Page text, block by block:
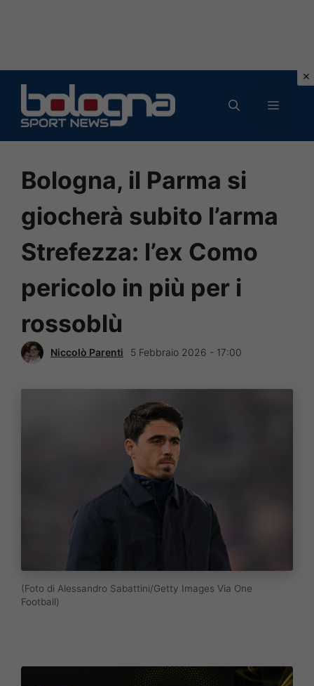
contenuto
MENU
Bologna, il Parma si
giocherà subito l’arma
Strefezza: l’ex Como
pericolo in più per i
rossoblù
Niccolò Parenti 5 Febbraio 2026 - 17:00
(Foto di Alessandro Sabattini/Getty Images Via One
Football)